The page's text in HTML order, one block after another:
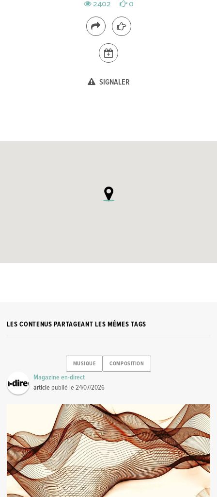
2402 0
SIGNALER
LES CONTENUS PARTAGEANT LES MÊMES TAGS
MUSIQUE COMPOSITION
Magazine en-direct
article publié le24/07/2026